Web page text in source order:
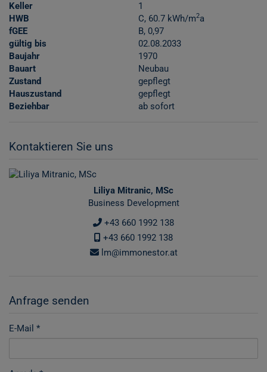
Keller
1
HWB
C, 60.7 kWh/m2a
fGEE
B, 0,97
gültig bis
02.08.2033
Baujahr
1970
Bauart
Neubau
Zustand
gepflegt
Hauszustand
gepflegt
Beziehbar
ab sofort
Kontaktieren Sie uns
Liliya Mitranic, MSc
Business Development
+43 660 1992 138
+43 660 1992 138
lm@immonestor.at
Anfrage senden
E-Mail